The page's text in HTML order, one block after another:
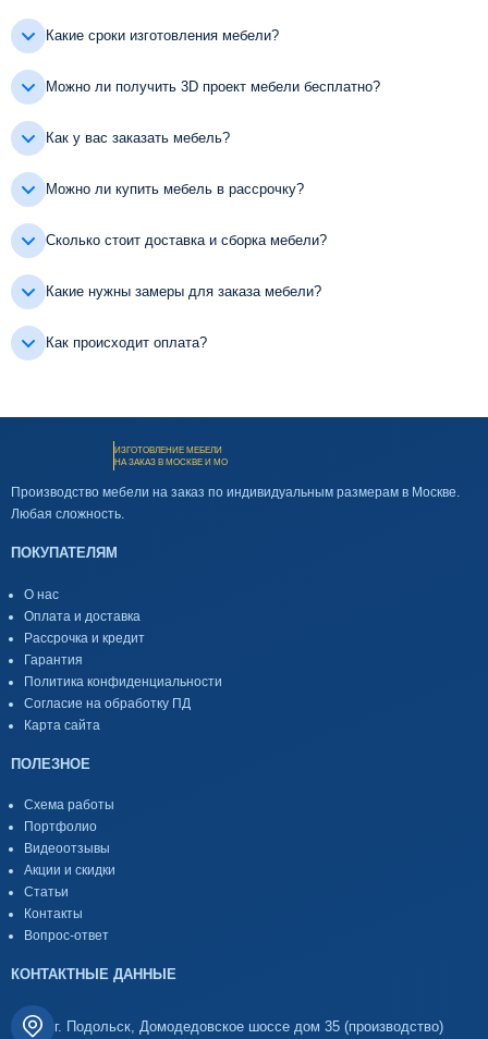
Какие сроки изготовления мебели?
Можно ли получить 3D проект мебели бесплатно?
Как у вас заказать мебель?
Можно ли купить мебель в рассрочку?
Сколько стоит доставка и сборка мебели?
Какие нужны замеры для заказа мебели?
Как происходит оплата?
ИЗГОТОВЛЕНИЕ МЕБЕЛИ
НА ЗАКАЗ В МОСКВЕ И МО
Производство мебели на заказ по индивидуальным размерам в Москве.
Любая сложность.
ПОКУПАТЕЛЯМ
О нас
Оплата и доставка
Рассрочка и кредит
Гарантия
Политика конфиденциальности
Согласие на обработку ПД
Карта сайта
ПОЛЕЗНОЕ
Схема работы
Портфолио
Видеоотзывы
Акции и скидки
Статьи
Контакты
Вопрос-ответ
КОНТАКТНЫЕ ДАННЫЕ
г. Подольск, Домодедовское шоссе дом 35 (производство)